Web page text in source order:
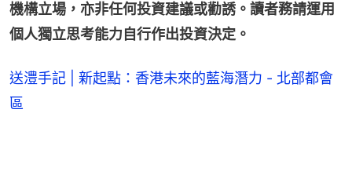
機構立場，亦非任何投資建議或勸誘。讀者務請運用
個人獨立思考能力自行作出投資決定。
送澧手記 | 新起點：香港未來的藍海潛力 - 北部都會
區